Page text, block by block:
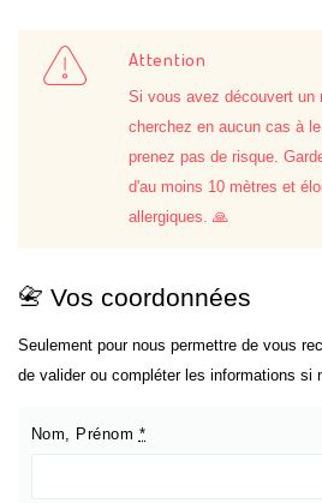
Attention
Si vous avez découvert un
cherchez en aucun cas à
prenez pas de risque.
d'au moins 10 mètres et
allergiques. 🙏
📇 Vos coordonnées
Seulement pour nous permettre de vous
de valider ou compléter les informations si
Nom, Prénom *